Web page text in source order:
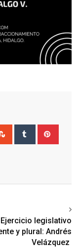
StumbleUpon
Tumblr
Ejercicio legislativo
y plural: Andrés
Velázquez